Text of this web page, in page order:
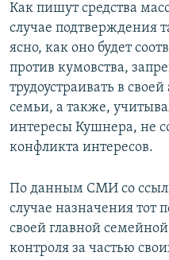
Как пишут средства
случае подтверждения
ясно, как оно будет
против кумовства,
трудоустраивать в
семьи, а также,
интересы Кушнера, не
конфликта интересов.
По данным СМИ со
случае назначения тот
своей главной
контроля за частью